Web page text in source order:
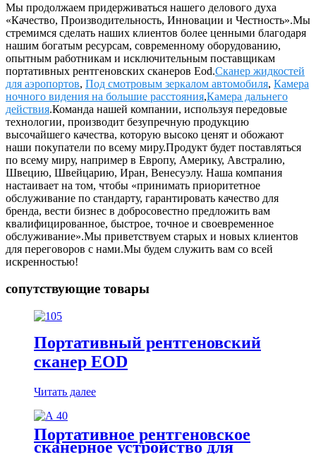
Мы продолжаем придерживаться нашего делового духа
«Качество, Производительность, Инновации и Честность».Мы
стремимся сделать наших клиентов более ценными благодаря
нашим богатым ресурсам, современному оборудованию,
опытным работникам и исключительным поставщикам
портативных рентгеновских сканеров Eod.Сканер жидкостей
для аэропортов, Под смотровым зеркалом автомобиля, Камера
ночного видения на большие расстояния,Камера дальнего
действия.Команда нашей компании, используя передовые
технологии, производит безупречную продукцию
высочайшего качества, которую высоко ценят и обожают
наши покупатели по всему миру.Продукт будет поставляться
по всему миру, например в Европу, Америку, Австралию,
Швецию, Швейцарию, Иран, Венесуэлу. Наша компания
настаивает на том, чтобы «принимать приоритетное
обслуживание по стандарту, гарантировать качество для
бренда, вести бизнес в добросовестно предложить вам
квалифицированное, быстрое, точное и своевременное
обслуживание».Мы приветствуем старых и новых клиентов
для переговоров с нами.Мы будем служить вам со всей
искренностью!
сопутствующие товары
Портативный рентгеновский
сканер EOD
Читать далее
Портативное рентгеновское
сканерное устройство для